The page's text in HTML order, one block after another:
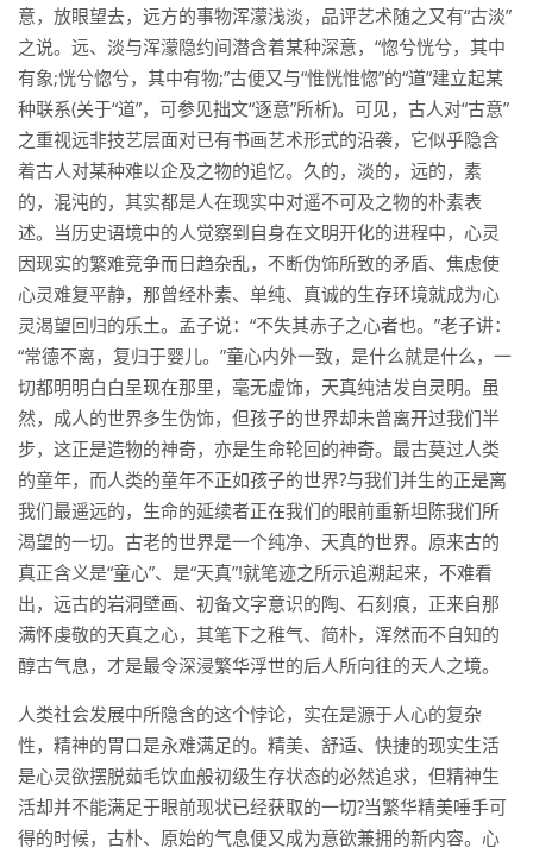
意，放眼望去，远方的事物浑濛浅淡，品评艺术随之又有“古淡”
之说。远、淡与浑濛隐约间潜含着某种深意，“惚兮恍兮，其中
有象;恍兮惚兮，其中有物;”古便又与“惟恍惟惚”的“道”建立起某
种联系(关于“道”，可参见拙文“逐意”所析)。可见，古人对“古意”
之重视远非技艺层面对已有书画艺术形式的沿袭，它似乎隐含
着古人对某种难以企及之物的追忆。久的，淡的，远的，素
的，混沌的，其实都是人在现实中对遥不可及之物的朴素表
述。当历史语境中的人觉察到自身在文明开化的进程中，心灵
因现实的繁难竞争而日趋杂乱，不断伪饰所致的矛盾、焦虑使
心灵难复平静，那曾经朴素、单纯、真诚的生存环境就成为心
灵渴望回归的乐土。孟子说：“不失其赤子之心者也。”老子讲：
“常德不离，复归于婴儿。”童心内外一致，是什么就是什么，一
切都明明白白呈现在那里，毫无虚饰，天真纯洁发自灵明。虽
然，成人的世界多生伪饰，但孩子的世界却未曾离开过我们半
步，这正是造物的神奇，亦是生命轮回的神奇。最古莫过人类
的童年，而人类的童年不正如孩子的世界?与我们并生的正是离
我们最遥远的，生命的延续者正在我们的眼前重新坦陈我们所
渴望的一切。古老的世界是一个纯净、天真的世界。原来古的
真正含义是“童心”、是“天真”!就笔迹之所示追溯起来，不难看
出，远古的岩洞壁画、初备文字意识的陶、石刻痕，正来自那
满怀虔敬的天真之心，其笔下之稚气、简朴，浑然而不自知的
醇古气息，才是最令深浸繁华浮世的后人所向往的天人之境。
人类社会发展中所隐含的这个悖论，实在是源于人心的复杂
性，精神的胃口是永难满足的。精美、舒适、快捷的现实生活
是心灵欲摆脱茹毛饮血般初级生存状态的必然追求，但精神生
活却并不能满足于眼前现状已经获取的一切?当繁华精美唾手可
得的时候，古朴、原始的气息便又成为意欲兼拥的新内容。心